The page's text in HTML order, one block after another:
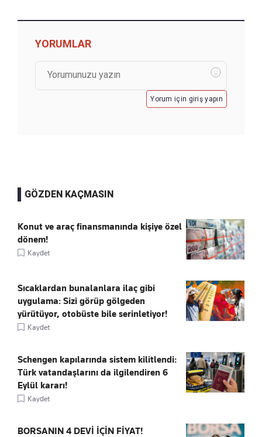
YORUMLAR
Yorum için giriş yapın
GÖZDEN KAÇMASIN
Konut ve araç finansmanında kişiye özel
dönem!
Kaydet
Sıcaklardan bunalanlara ilaç gibi
uygulama: Sizi görüp gölgeden
yürütüyor, otobüste bile serinletiyor!
Kaydet
Schengen kapılarında sistem kilitlendi:
Türk vatandaşlarını da ilgilendiren 6
Eylül kararı!
Kaydet
BORSANIN 4 DEVİ İÇİN FİYAT!